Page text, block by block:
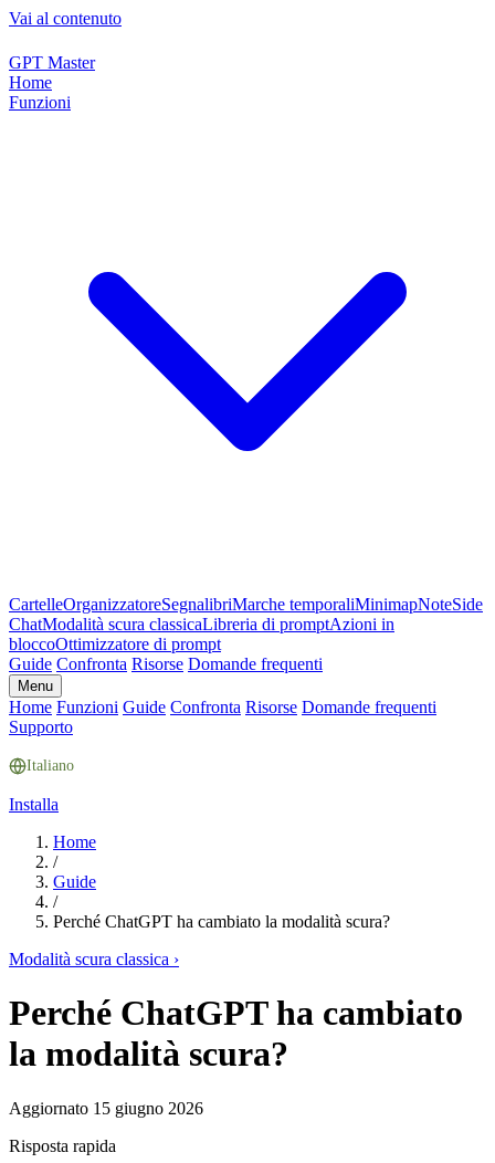
Vai al contenuto
GPT Master
Home
Funzioni
CartelleOrganizzatoreSegnalibriMarche temporaliMinimapNoteSide
ChatModalità scura classicaLibreria di promptAzioni in
bloccoOttimizzatore di prompt
Guide Confronta Risorse Domande frequenti
Menu
Home Funzioni Guide Confronta Risorse Domande frequenti
Supporto
Italiano
Installa
Home
/
Guide
/
Perché ChatGPT ha cambiato la modalità scura?
Modalità scura classica ›
Perché ChatGPT ha cambiato
la modalità scura?
Aggiornato 15 giugno 2026
Risposta rapida